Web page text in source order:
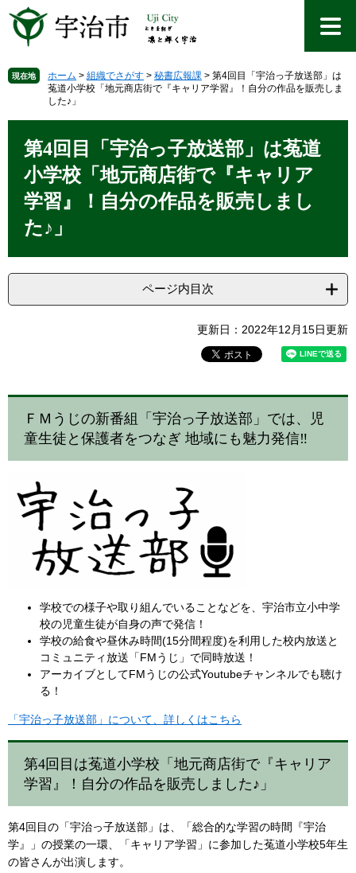
先を 現在地 ホーム > 組織でさがす > 秘書広報課 > 第4回目「宇治っ子放送部」は
菟道小学校「地元商店街で『キャリア学習』！自分の作品を販売しま
した♪」
第4回目「宇治っ子放送部」は菟道
小学校「地元商店街で『キャリア
学習』！自分の作品を販売しまし
た♪」
ページ内目次
更新日：2022年12月15日更新
ＦＭうじの新番組「宇治っ子放送部」では、児
童生徒と保護者をつなぎ 地域にも魅力発信‼
学校での様子や取り組んでいることなどを、宇治市立小中学
校の児童生徒が自身の声で発信！
学校の給食や昼休み時間(15分間程度)を利用した校内放送と
コミュニティ放送「FMうじ」で同時放送！
アーカイブとしてFMうじの公式Youtubeチャンネルでも聴け
る！
「宇治っ子放送部」について、詳しくはこちら
第4回目は菟道小学校「地元商店街で『キャリア
学習』！自分の作品を販売しました♪」
第4回目の「宇治っ子放送部」は、「総合的な学習の時間『宇治
学』」の授業の一環、「キャリア学習」に参加した菟道小学校5年生
の皆さんが出演します。